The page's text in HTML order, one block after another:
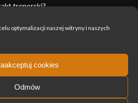
optymalizacji naszej witryny i naszych
cookies
Odmów
trenerski?
zebranie członków?
sportowego?